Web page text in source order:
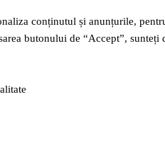
conținutul și anunțurile,
butonului de “Accept”,